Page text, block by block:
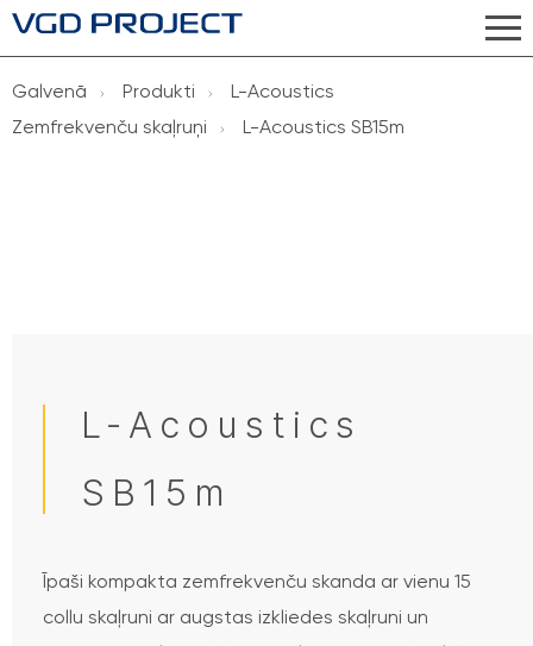
Galvenā Produkti
L-Acoustics
Zemfrekvenču skaļruņi
L-Acoustics SB15m
L-Acoustics
SB15m
Īpaši kompakta zemfrekvenču skanda ar vienu 15
collu skaļruni ar augstas izkliedes skaļruni un